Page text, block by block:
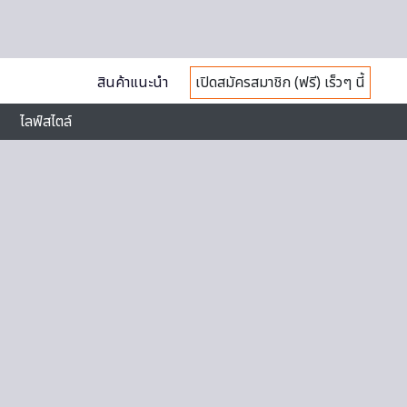
สินค้าแนะนำ
เปิดสมัครสมาชิก (ฟรี) เร็วๆ นี้
ไลฟ์สไตล์